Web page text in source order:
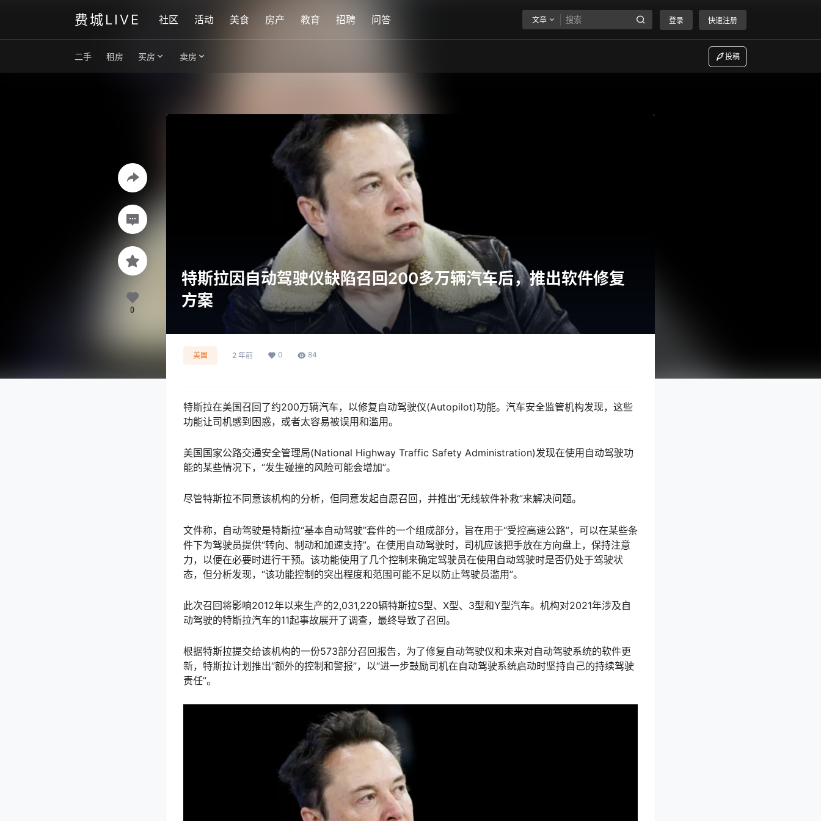
费城LIVE 社区 活动 美食 房产 教育 招聘 问答 文章 登录 快速注册
二手 租房 买房 卖房 投稿
特斯拉因自动驾驶仪缺陷召回200多万辆汽车后，推出软件修复
方案
美国 2 年前 0 84
特斯拉在美国召回了约200万辆汽车，以修复自动驾驶仪(Autopilot)功能。汽车安全监管机构发现，这些
功能让司机感到困惑，或者太容易被误用和滥用。
美国国家公路交通安全管理局(National Highway Traffic Safety Administration)发现在使用自动驾驶功
能的某些情况下，“发生碰撞的风险可能会增加”。
尽管特斯拉不同意该机构的分析，但同意发起自愿召回，并推出“无线软件补救”来解决问题。
文件称，自动驾驶是特斯拉“基本自动驾驶”套件的一个组成部分，旨在用于“受控高速公路”，可以在某些条
件下为驾驶员提供“转向、制动和加速支持”。在使用自动驾驶时，司机应该把手放在方向盘上，保持注意
力，以便在必要时进行干预。该功能使用了几个控制来确定驾驶员在使用自动驾驶时是否仍处于驾驶状
态，但分析发现，“该功能控制的突出程度和范围可能不足以防止驾驶员滥用”。
此次召回将影响2012年以来生产的2,031,220辆特斯拉S型、X型、3型和Y型汽车。机构对2021年涉及自
动驾驶的特斯拉汽车的11起事故展开了调查，最终导致了召回。
根据特斯拉提交给该机构的一份573部分召回报告，为了修复自动驾驶仪和未来对自动驾驶系统的软件更
新，特斯拉计划推出“额外的控制和警报”，以“进一步鼓励司机在自动驾驶系统启动时坚持自己的持续驾驶
责任”。
0